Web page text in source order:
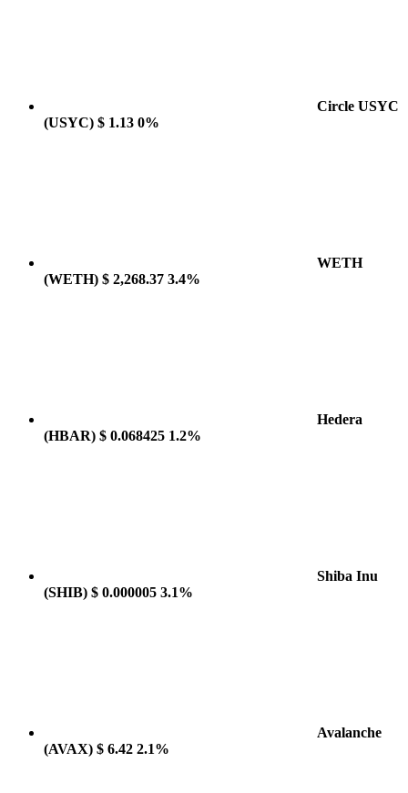
Circle USYC
(USYC) $ 1.13 0%
WETH
(WETH) $ 2,268.37 3.4%
Hedera
(HBAR) $ 0.068425 1.2%
Shiba Inu
(SHIB) $ 0.000005 3.1%
Avalanche
(AVAX) $ 6.42 2.1%